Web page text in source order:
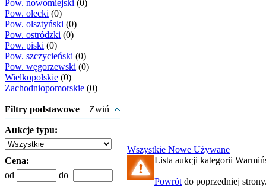
Pow. nowomiejski (0)
Pow. olecki (0)
Pow. olsztyński (0)
Pow. ostródzki (0)
Pow. piski (0)
Pow. szczycieński (0)
Pow. węgorzewski (0)
Wielkopolskie (0)
Zachodniopomorskie (0)
Filtry podstawowe Zwiń
Aukcje typu:
Cena:
od
do
Wszystkie Nowe Używane
Lista aukcji kategorii
Powrót do poprzedniej